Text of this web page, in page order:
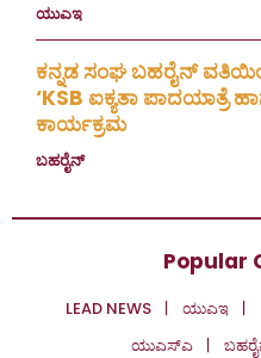
ಯುಎಇ
ಕನ್ನಡ ಸಂಘ ಬಹರೈನ್
‘KSB ಐಕ್ಯತಾ ಪಾದಯಾತ್ರೆ
ಕಾರ್ಯಕ್ರಮ
ಬಹರೈನ್
Popular
LEAD NEWS ಯುಎಇ
ಯುಎಸ್‌ಎ